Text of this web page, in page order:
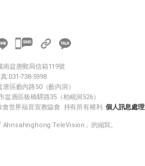
카
오
톡
공
하
南盆唐郵局信箱119號
:031-738-5998
區藪內路50（藪內洞）
盆唐區板橋驛路35（柏峴洞526）
世界福音宣教協會. 持有所有權利.個人訊息處
Ahnsahnghong TeleVision」的縮寫。